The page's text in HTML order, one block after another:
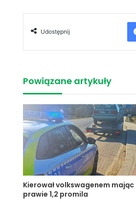
Udostępnij
Powiązane artykuły
Kierował volkswagenem mając
prawie 1,2 promila